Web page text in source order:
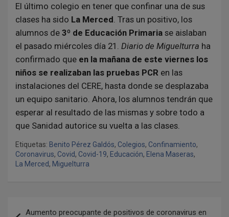
El último colegio en tener que confinar una de sus
clases ha sido La Merced. Tras un positivo, los
alumnos de 3º de Educación Primaria se aislaban
el pasado miércoles día 21. Diario de Miguelturra ha
confirmado que en la mañana de este viernes los
niños se realizaban las pruebas PCR en las
instalaciones del CERE, hasta donde se desplazaba
un equipo sanitario. Ahora, los alumnos tendrán que
esperar al resultado de las mismas y sobre todo a
que Sanidad autorice su vuelta a las clases.
Etiquetas: Benito Pérez Galdós, Colegios, Confinamiento,
Coronavirus, Covid, Covid-19, Educación, Elena Maseras,
La Merced, Miguelturra
Aumento preocupante de positivos de coronavirus en